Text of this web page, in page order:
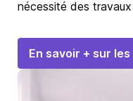
nécessité des
En savoir + sur